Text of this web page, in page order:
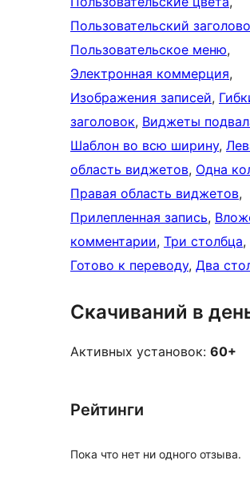
Пользовательский
Пользовательское меню
Электронная коммерция
Изображения записей,
заголовок, Виджеты
Шаблон во всю ширину,
область виджетов, Одна
Правая область виджетов
Прилепленная запись,
комментарии, Три столбца
Готово к переводу, Два
Скачиваний в
Активных установок: 60+
Рейтинги
Пока что нет ни одного отзыва.